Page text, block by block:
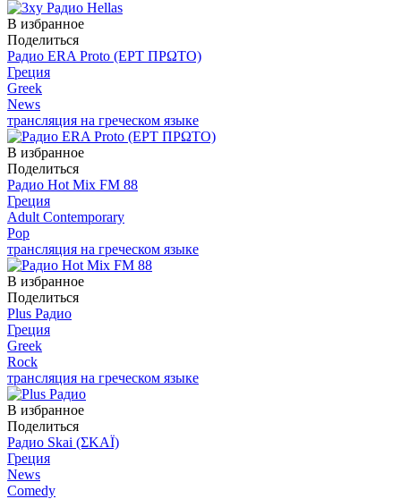
В избранное
Поделиться
Радио ERA Proto (ΕΡΤ ΠΡΩΤΟ)
Греция
Greek
News
трансляция на греческом языке
В избранное
Поделиться
Радио Hot Mix FM 88
Греция
Adult Contemporary
Pop
трансляция на греческом языке
В избранное
Поделиться
Plus Радио
Греция
Greek
Rock
трансляция на греческом языке
В избранное
Поделиться
Радио Skai (ΣΚΑΪ)
Греция
News
Comedy